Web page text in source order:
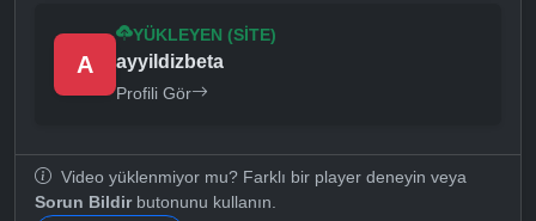
A
YÜKLEYEN (SITE)
ayyildizbeta
Profili Gör
Video yüklenmiyor mu? Farklı bir player deneyin veya
Sorun Bildirbutonunu kullanın.